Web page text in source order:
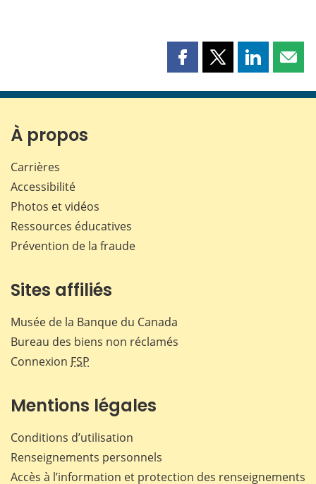
Partager
page
Partager
page
Partager
page page
À propos
Carrières
Accessibilité
Photos et vidéos
Ressources éducatives
Prévention de la fraude
Sites affiliés
Musée de la Banque du Canada
Bureau des biens non réclamés
Connexion FSP
Mentions légales
Conditions d’utilisation
Renseignements personnels
Accès à l’information et protection des renseignements